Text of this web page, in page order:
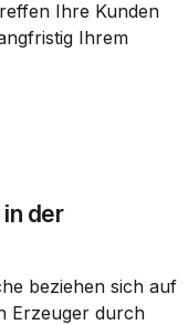
Ihrem
der
beziehen sich auf
Erzeuger durch